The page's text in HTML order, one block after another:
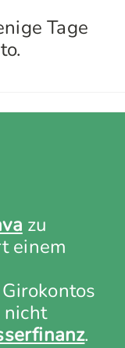
Tage
zu
einem
nicht
.